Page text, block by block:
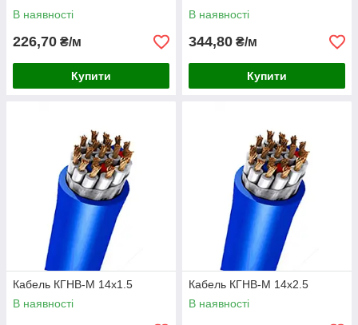
В наявності
226,70 ₴/м
Купити
В наявності
344,80 ₴/м
Купити
Кабель КГНВ-М 14х1.5
В наявності
Кабель КГНВ-М 14х2.5
В наявності